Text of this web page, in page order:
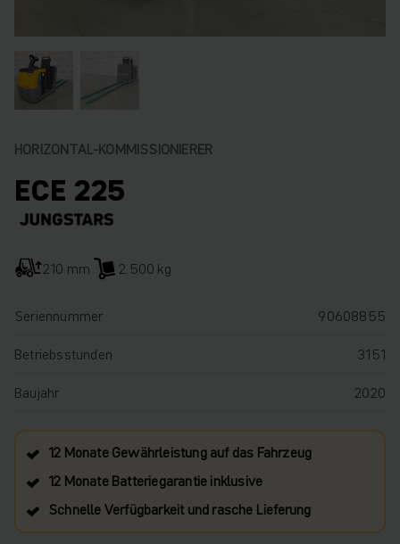
HORIZONTAL-KOMMISSIONIERER
ECE 225
210 mm 2.500 kg
Seriennummer
90608855
Betriebsstunden
3151
Baujahr
2020
12 Monate Gewährleistung auf das Fahrzeug
12 Monate Batteriegarantie inklusive
Schnelle Verfügbarkeit und rasche Lieferung